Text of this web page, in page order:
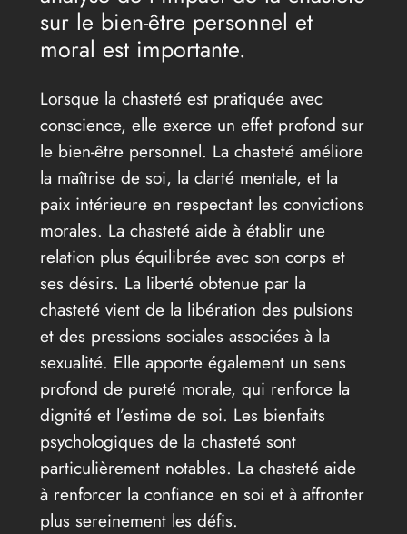
sur le bien-être personnel et
moral est importante.
Lorsque la chasteté est pratiquée avec
conscience, elle exerce un effet profond sur
le bien-être personnel. La chasteté améliore
la maîtrise de soi, la clarté mentale, et la
paix intérieure en respectant les convictions
morales. La chasteté aide à établir une
relation plus équilibrée avec son corps et
ses désirs. La liberté obtenue par la
chasteté vient de la libération des pulsions
et des pressions sociales associées à la
sexualité. Elle apporte également un sens
profond de pureté morale, qui renforce la
dignité et l’estime de soi. Les bienfaits
psychologiques de la chasteté sont
particulièrement notables. La chasteté aide
à renforcer la confiance en soi et à affronter
plus sereinement les défis.